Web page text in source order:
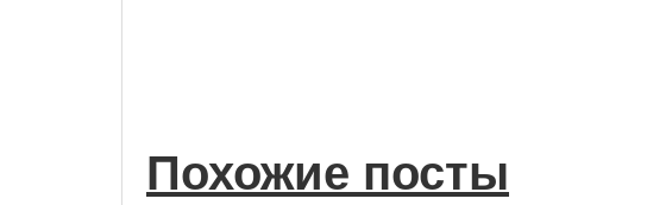
Похожие посты